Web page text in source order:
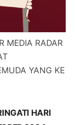
MEDIA RADAR
YANG KE
HARI